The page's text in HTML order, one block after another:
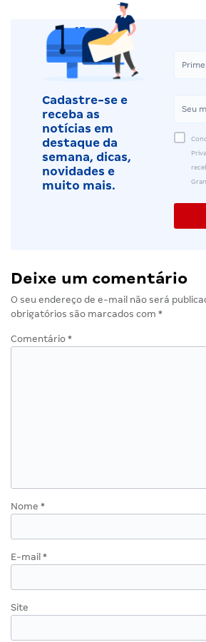
Cadastre-se e
receba as
notícias em
destaque da
semana, dicas,
novidades e
muito mais.
Deixe um comentário
O seu endereço de e-mail não será
obrigatórios são marcados com *
Comentário *
Nome *
E-mail *
Site